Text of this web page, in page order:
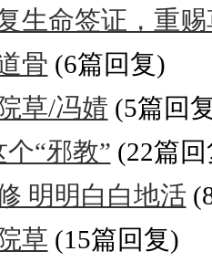
生命签证，重
骨 (6篇回复)
草/冯婧 (5篇回
“邪教” (22篇
明明白白地活
草 (15篇回复)